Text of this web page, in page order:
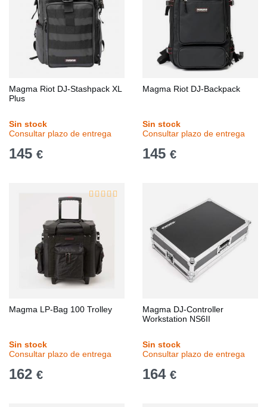
Magma Riot DJ-Stashpack XL
Plus
Sin stock
Consultar plazo de entrega
145 €
Magma Riot DJ-Backpack
Sin stock
Consultar plazo de entrega
145 €
Magma LP-Bag 100 Trolley
Sin stock
Consultar plazo de entrega
162 €
Magma DJ-Controller
Workstation NS6II
Sin stock
Consultar plazo de entrega
164 €